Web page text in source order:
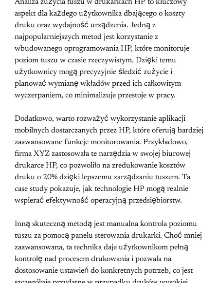
Analiza zużycia tuszu w drukarkach HP to kluczowy
aspekt dla każdego użytkownika dbającego o koszty
druku oraz wydajność urządzenia. Jedną z
najpopularniejszych metod jest korzystanie z
wbudowanego oprogramowania HP, które monitoruje
poziom tuszu w czasie rzeczywistym. Dzięki temu
użytkownicy mogą precyzyjnie śledzić zużycie i
planować wymianę wkładów przed ich całkowitym
wyczerpaniem, co minimalizuje przestoje w pracy.
Dodatkowo, warto rozważyć wykorzystanie aplikacji
mobilnych dostarczanych przez HP, które oferują bardziej
zaawansowane funkcje monitorowania. Przykładowo,
firma XYZ zastosowała te narzędzia w swojej biurowej
drukarce HP, co pozwoliło na zredukowanie kosztów
druku o 20% dzięki lepszemu zarządzaniu tuszem. Ta
case study pokazuje, jak technologie HP mogą realnie
wspierać efektywność operacyjną przedsiębiorstw.
Inną skuteczną metodą jest manualna kontrola poziomu
tuszu za pomocą panelu sterowania drukarki. Choć mniej
zaawansowana, ta technika daje użytkownikom pełną
kontrolę nad procesem drukowania i pozwala na
dostosowanie ustawień do konkretnych potrzeb, co jest